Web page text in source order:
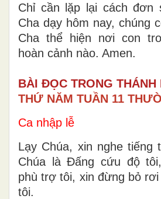
Chỉ cần lặp lại cách đơn
Cha dạy hôm nay, chúng
Cha thể hiện nơi con
hoàn cảnh nào. Amen.
BÀI ĐỌC TRONG THÁNH
THỨ NĂM TUẦN 11
Ca nhập lễ
Lạy Chúa, xin nghe tiếng
Chúa là Đấng cứu độ
phù trợ tôi, xin đừng bỏ
tôi.